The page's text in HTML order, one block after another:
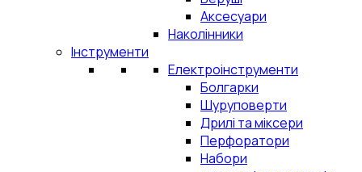
Аксесуари
Наколінники
Інструменти
Електроінструменти
Болгарки
Шуруповерти
Дрилі та міксери
Перфоратори
Набори